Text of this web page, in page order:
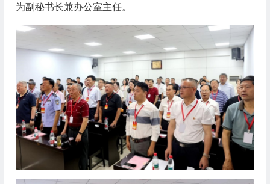
为副秘书长兼办公室主任。